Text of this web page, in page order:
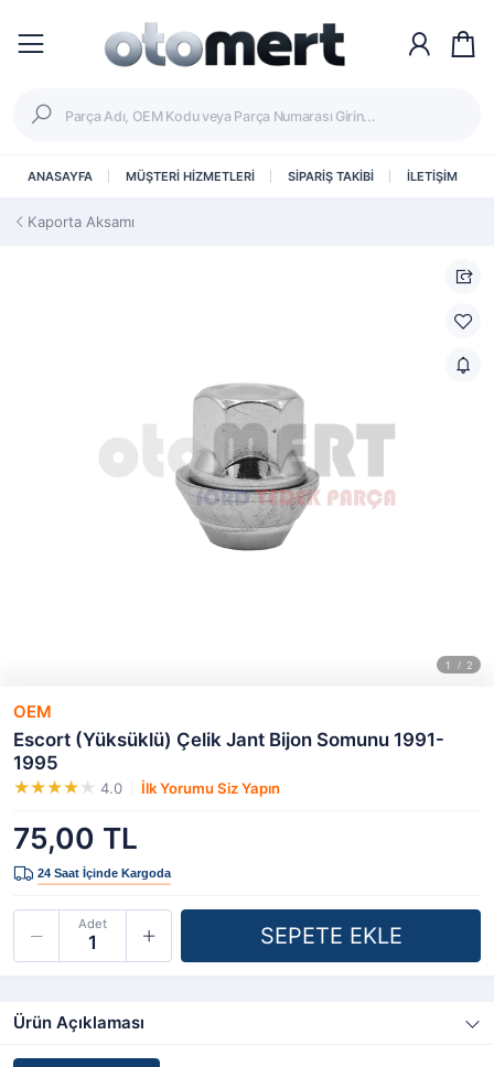
ANASAYFA MÜŞTERİ HİZMETLERİ SİPARİŞ TAKİBİ İLETİŞİM
Kaporta Aksamı
OEM
Escort (Yüksüklü) Çelik Jant Bijon Somunu 1991-
1995
4.0 İlk Yorumu Siz Yapın
75,00 TL
Adet
Ürün Açıklaması